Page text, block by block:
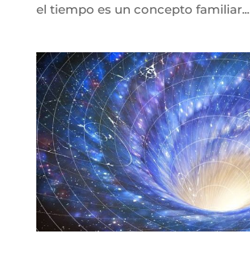
el tiempo es un concepto familiar...